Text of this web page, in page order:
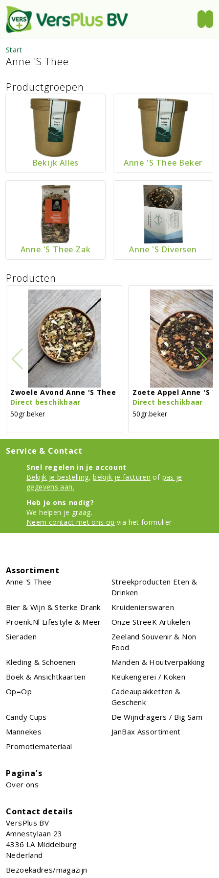
Start
Anne 's Thee
Productgroepen
Bekijk Alles Anne 's Thee Beker
Anne 's Thee Zak Anne 's Diversen
Producten
Zwoele Avond Anne 's Thee
Direct beschikbaar
50gr.beker
Zoete Appel Anne
Direct beschikbaar
50gr.beker
Service & Contact
Snel regelen in je account
Bekijk je bestelling, bekijk je facturen of pas je
gegevens aan.
Heb je ons nodig?
We helpen je graag.
Neem contact met ons op via het formulier
Assortiment
Anne 's Thee
Streekproducten Eten &
Drinken
Bier & Wijn & Sterke Drank
Kruidenierswaren
Proenk.nl Lifestyle & Meer
Onze StreeK Artikelen
Sieraden
Zeeland Souvenir & Non
Food
Kleding & Schoenen
Manden & Houtverpakking
Boek & Ansichtkaarten
Keukengerei / Koken
Op=Op
Cadeaupakketten &
Geschenk
Candy Cups
De Wijndragers / Big Sam
Mannekes
JanBax Assortiment
Promotiemateriaal
Pagina's
Over ons
Contact details
VersPlus BV
Amnestylaan 23
4336 LA Middelburg
Nederland
Bezoekadres/magazijn